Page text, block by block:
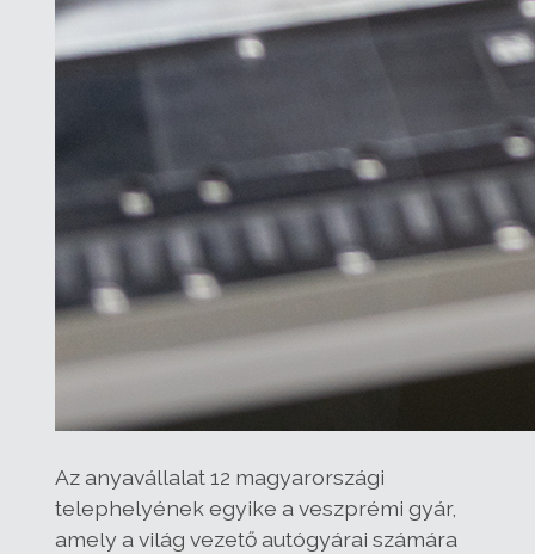
Az anyavállalat 12 magyarországi
telephelyének egyike a veszprémi gyár,
amely a világ vezető autógyárai számára